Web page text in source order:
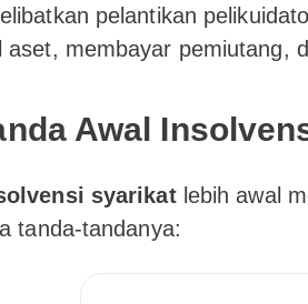
pelantikan
aset, membayar pemiutang,
Awal
syarikatlebih awal
tanda-tandanya: